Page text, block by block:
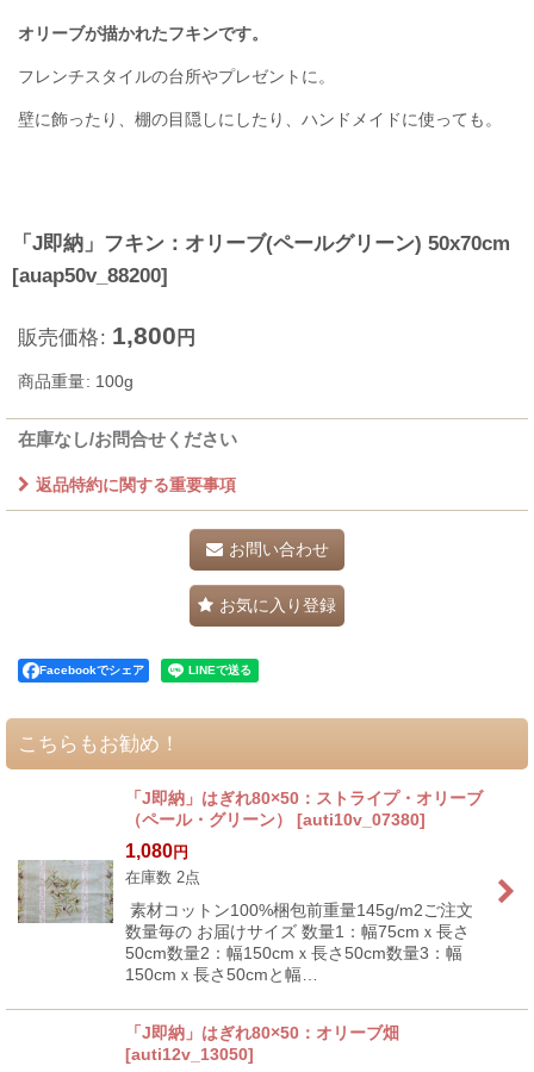
オリーブが描かれたフキンです。
フレンチスタイルの台所やプレゼントに。
壁に飾ったり、棚の目隠しにしたり、ハンドメイドに使っても。
「J即納」フキン：オリーブ(ペールグリーン) 50x70cm
[auap50v_88200]
販売価格: 1,800 円
商品重量: 100g
在庫なし/お問合せください
返品特約に関する重要事項
お問い合わせ
お気に入り登録
Facebookでシェア
こちらもお勧め！
「J即納」はぎれ80×50：ストライプ・オリーブ
（ペール・グリーン）
[auti10v_07380]
1,080円
在庫数 2点
素材コットン100%梱包前重量145g/m2ご注文
数量毎の お届けサイズ 数量1：幅75cmｘ長さ
50cm数量2：幅150cmｘ長さ50cm数量3：幅
150cmｘ長さ50cmと幅…
「J即納」はぎれ80×50：オリーブ畑
[auti12v_13050]